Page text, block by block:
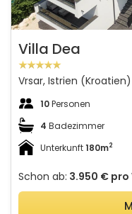
Villa Dea
Vrsar, Istrien (Kroatien)
10Personen
4 Badezimmer
Unterkunft180m2
Schon ab: 3.950 € pro